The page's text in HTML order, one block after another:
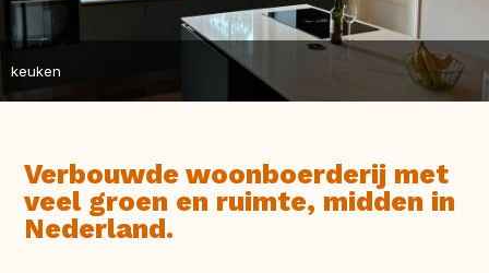
keuken
Verbouwde woonboerderij met
veel groen en ruimte, midden in
Nederland.